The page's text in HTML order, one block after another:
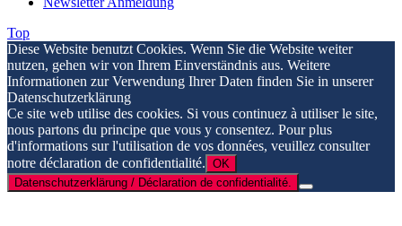
Top
Diese Website benutzt Cookies. Wenn Sie die Website weiter
nutzen, gehen wir von Ihrem Einverständnis aus. Weitere
Informationen zur Verwendung Ihrer Daten finden Sie in unserer
Datenschutzerklärung
Ce site web utilise des cookies. Si vous continuez à utiliser le site,
nous partons du principe que vous y consentez. Pour plus
d'informations sur l'utilisation de vos données, veuillez consulter
notre déclaration de confidentialité. OK
Datenschutzerklärung / Déclaration de confidentialité.